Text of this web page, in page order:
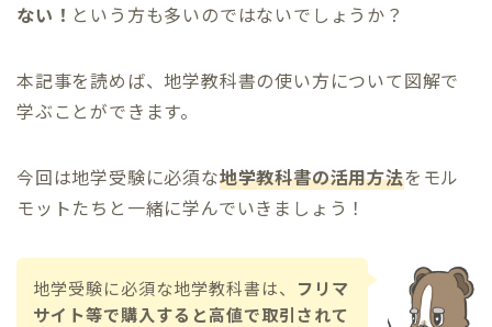
ない！ という方も多いのではないでしょうか？
本記事を読めば、地学教科書の使い方について図解で
学ぶことができます。
今回は地学受験に必須な地学教科書の活用方法をモル
モットたちと一緒に学んでいきましょう！
地学受験に必須な地学教科書は、
フリマ
サイト等で購入すると高値で取引されて